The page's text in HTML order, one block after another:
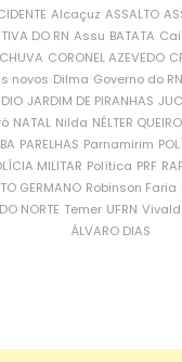
Alcaçuz ASSALTO
DO RN Assu BATATA
CORONEL AZEVEDO
novos Dilma Governo do RN
JARDIM DE PIRANHAS
NATAL Nilda NÉLTER
PARELHAS Parnamirim
MILITAR Política PRF
GERMANO Robinson Faria
NORTE Temer UFRN
ÁLVARO DIAS